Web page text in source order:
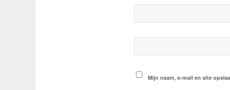
Mijn naam, e-mail en site